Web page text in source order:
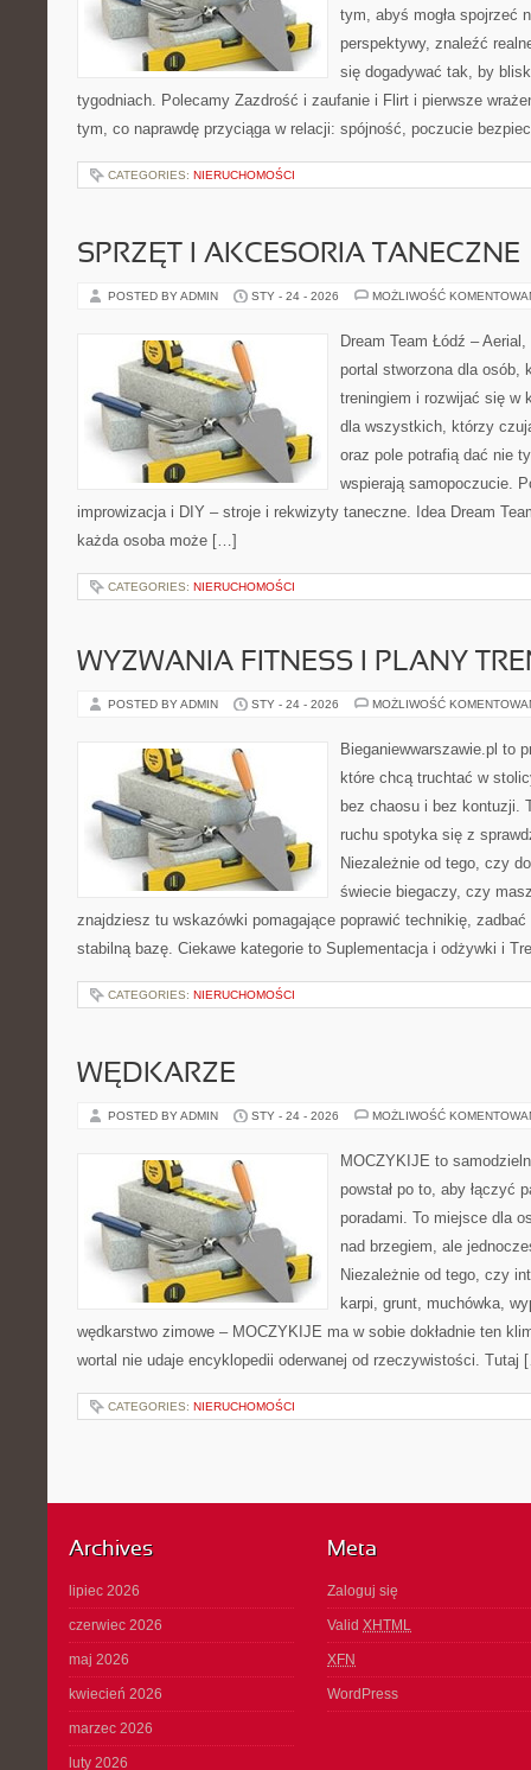
tym, abyś mogła spojrzeć
perspektywy, znaleźć
się dogadywać tak, by
tygodniach. Polecamy Zazdrość i zaufanie i Flirt i pierwsze
tym, co naprawdę przyciąga w relacji: spójność, poczucie
CATEGORIES: NIERUCHOMOŚCI
SPRZĘT I AKCESORIA TANECZNE
POSTED BY ADMIN STY - 24 - 2026 MOŻLIWOŚĆ
Dream Team Łódź –
portal stworzona dla osób,
treningiem i rozwijać się w
dla wszystkich, którzy
oraz pole potrafią dać nie
wspierają samopoczucie.
improwizacja i DIY – stroje i rekwizyty taneczne. Idea Dream
każda osoba może […]
CATEGORIES: NIERUCHOMOŚCI
WYZWANIA FITNESS I PLANY
POSTED BY ADMIN STY - 24 - 2026 MOŻLIWOŚĆ
Bieganiewwarszawie.pl to
które chcą truchtać w
bez chaosu i bez kontuzji.
ruchu spotyka się z
Niezależnie od tego, czy
świecie biegaczy, czy
znajdziesz tu wskazówki pomagające poprawić technikię,
stabilną bazę. Ciekawe kategorie to Suplementacja i odżywki i
CATEGORIES: NIERUCHOMOŚCI
WĘDKARZE
POSTED BY ADMIN STY - 24 - 2026 MOŻLIWOŚĆ
MOCZYKIJE to
powstał po to, aby łączyć
poradami. To miejsce dla
nad brzegiem, ale
Niezależnie od tego, czy
karpi, grunt, muchówka,
wędkarstwo zimowe – MOCZYKIJE ma w sobie dokładnie ten
wortal nie udaje encyklopedii oderwanej od rzeczywistości. Tutaj
CATEGORIES: NIERUCHOMOŚCI
Archives
lipiec 2026
czerwiec 2026
maj 2026
kwiecień 2026
marzec 2026
luty 2026
Meta
Zaloguj się
Valid XHTML
XFN
WordPress